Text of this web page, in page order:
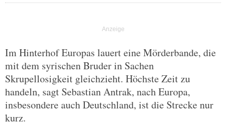
Im Hinterhof Europas lauert eine Mörderbande, die
mit dem syrischen Bruder in Sachen
Skrupellosigkeit gleichzieht. Höchste Zeit zu
handeln, sagt Sebastian Antrak, nach Europa,
insbesondere auch Deutschland, ist die Strecke nur
kurz.